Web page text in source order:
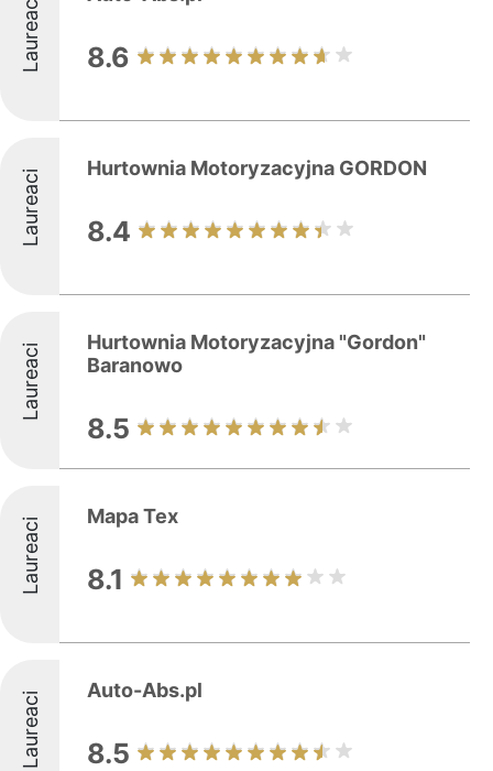
Laureaci 8.6
Laureaci Hurtownia Motoryzacyjna GORDON
8.4
Laureaci
Hurtownia Motoryzacyjna "Gordon"
Baranowo
8.5
Laureaci Mapa Tex
8.1
Laureaci Auto-Abs.pl
8.5